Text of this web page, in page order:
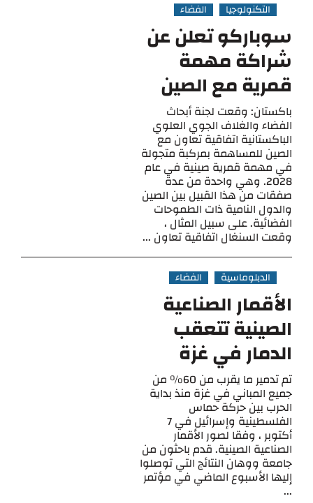
التكنولوجيا الفضاء
سوباركو تعلن عن
شراكة مهمة
قمرية مع الصين
باكستان: وقعت لجنة أبحاث
الفضاء والغلاف الجوي العلوي
الباكستانية اتفاقية تعاون مع
الصين للمساهمة بمركبة متجولة
في مهمة قمرية صينية في عام
2028. وهي واحدة من عدة
صفقات من هذا القبيل بين الصين
والدول النامية ذات الطموحات
الفضائية. على سبيل المثال ،
وقعت السنغال اتفاقية تعاون ...
الدبلوماسية الفضاء
الأقمار الصناعية
الصينية تتعقب
الدمار في غزة
تم تدمير ما يقرب من 60٪ من
جميع المباني في غزة منذ بداية
الحرب بين حركة حماس
الفلسطينية وإسرائيل في 7
أكتوبر ، وفقا لصور الأقمار
الصناعية الصينية. قدم باحثون من
جامعة ووهان النتائج التي توصلوا
إليها الأسبوع الماضي في مؤتمر
...